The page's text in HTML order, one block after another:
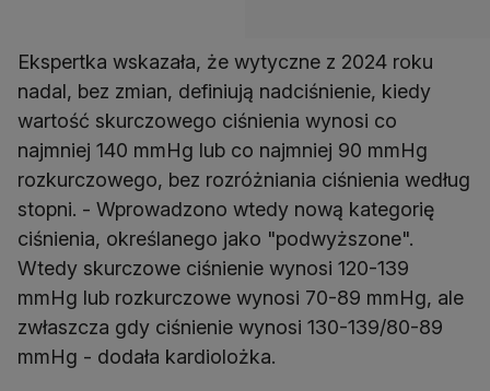
Ekspertka wskazała, że wytyczne z 2024 roku
nadal, bez zmian, definiują nadciśnienie, kiedy
wartość skurczowego ciśnienia wynosi co
najmniej 140 mmHg lub co najmniej 90 mmHg
rozkurczowego, bez rozróżniania ciśnienia według
stopni. - Wprowadzono wtedy nową kategorię
ciśnienia, określanego jako "podwyższone".
Wtedy skurczowe ciśnienie wynosi 120-139
mmHg lub rozkurczowe wynosi 70-89 mmHg, ale
zwłaszcza gdy ciśnienie wynosi 130-139/80-89
mmHg - dodała kardiolożka.